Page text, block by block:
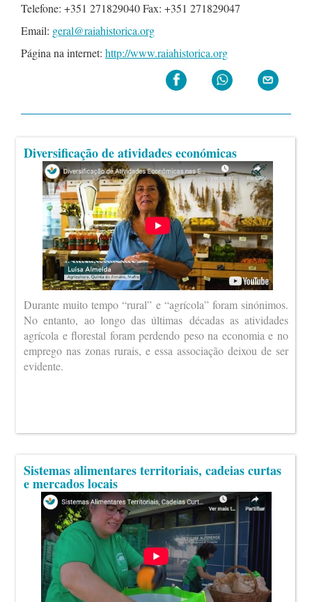
Telefone: +351 271829040 Fax: +351 271829047
Email: geral@raiahistorica.org
Página na internet: http://www.raiahistorica.org
Diversificação de atividades económicas
Durante muito tempo “rural” e “agrícola” foram sinónimos.
No entanto, ao longo das últimas décadas as atividades
agrícola e florestal foram perdendo peso na economia e no
emprego nas zonas rurais, e essa associação deixou de ser
evidente.
Sistemas alimentares territoriais, cadeias curtas
e mercados locais